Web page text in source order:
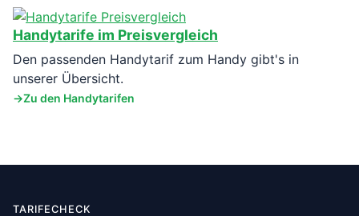
Handytarife im Preisvergleich
Den passenden Handytarif zum Handy gibt's in
unserer Übersicht.
Zu den Handytarifen
TARIFECHECK